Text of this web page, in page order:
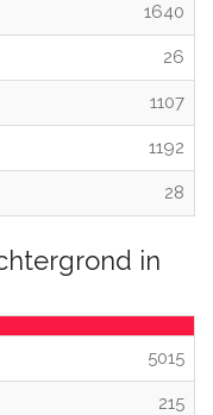
1640
26
1107
1192
28
in
5015
215